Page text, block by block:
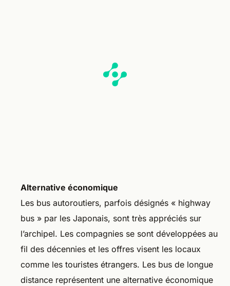
Alternative économique
Les bus autoroutiers, parfois désignés « highway
bus » par les Japonais, sont très appréciés sur
l’archipel. Les compagnies se sont développées au
fil des décennies et les offres visent les locaux
comme les touristes étrangers. Les bus de longue
distance représentent une alternative économique